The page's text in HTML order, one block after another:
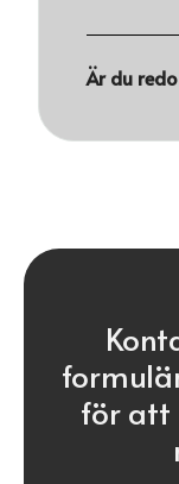
Är du
för att